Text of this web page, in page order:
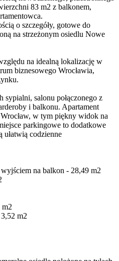
83 m2 z balkonem,
o szczegóły, gotowe do
na strzeżonym osiedlu Nowe
na idealną lokalizację w
biznesowego Wrocławia,
sypialni, salonu połączonego z
i balkonu. Apartament
w tym piękny widok na
parkingowe to dodatkowe
ułatwią codzienne
na balkon - 28,49 m2
m2
m2